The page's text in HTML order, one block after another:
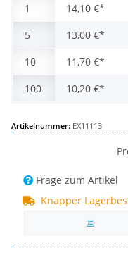
1 14,10 €*
5
13,00 €*
10
11,70 €*
100
10,20 €*
Artikelnummer: EX11113
Frage zum Artikel
Knapper